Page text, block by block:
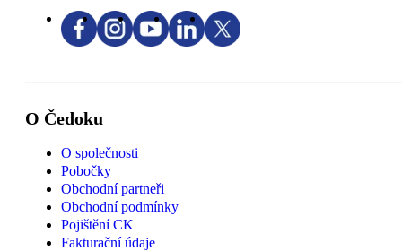
O Čedoku
O společnosti
Pobočky
Obchodní partneři
Obchodní podmínky
Pojištění CK
Fakturační údaje